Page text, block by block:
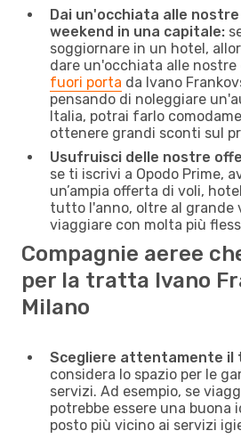
Dai un'occhiata alle
weekend in una capitale:
soggiornare in un hotel,
dare un'occhiata alle nostre
fuori porta da Ivano
pensando di noleggiare
Italia, potrai farlo
ottenere grandi sconti sul
Usufruisci delle nostre
se ti iscrivi a Opodo Prime,
un’ampia offerta di voli,
tutto l'anno, oltre al grande
viaggiare con molta più
Compagnie aeree
per la tratta Ivano
Milano
Scegliere attentamente il
considera lo spazio per le
servizi. Ad esempio, se
potrebbe essere una buona
posto più vicino ai servizi